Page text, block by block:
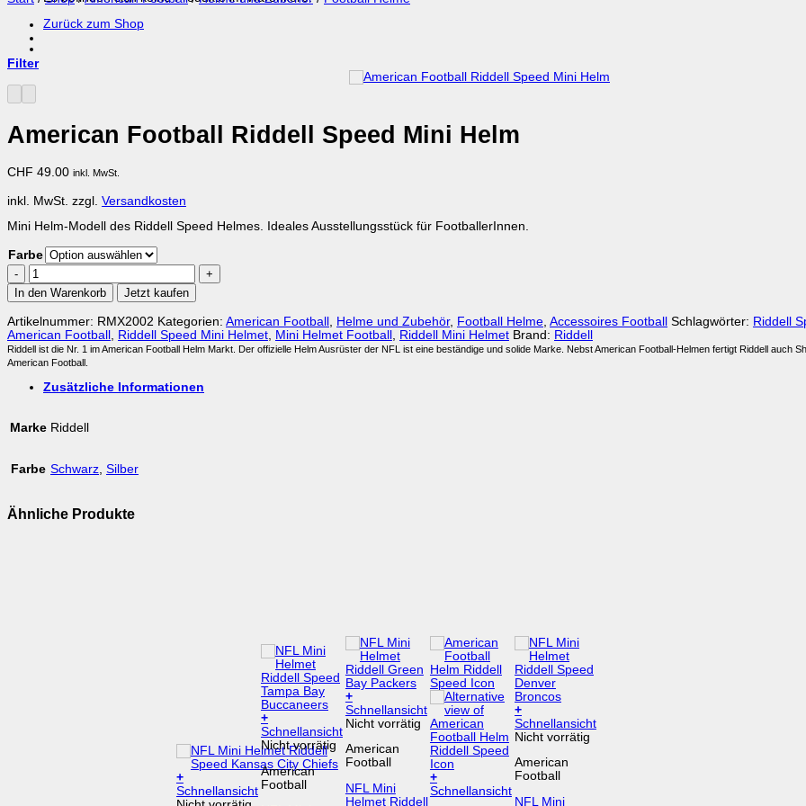
Zurück zum Shop
Filter
American Football Riddell Speed Mini Helm
CHF 49.00 inkl. MwSt.
inkl. MwSt. zzgl. Versandkosten
Mini Helm-Modell des Riddell Speed Helmes. Ideales Ausstellungsstück für FootballerInnen.
Farbe
American
Football
Riddell
Mini
Helm
Menge
In den Warenkorb Jetzt kaufen
Artikelnummer: RMX2002 Kategorien: American Football Helme und Zubehör, Football Helme Accessoires Football Schlagwörter: Riddell
American Football Riddell Speed Mini Helmet Mini Helmet Football Riddell Mini Helmet Brand: Riddell
Riddell ist die Nr. 1 im American Football Helm Markt. Der offizielle Helm Ausrüster der NFL ist eine beständige und solide Marke. Nebst American Football-Helmen fertigt Riddell auch
American Football.
Zusätzliche Informationen
Marke Riddell
Farbe Schwarz, Silber
Ähnliche Produkte
+
Schnellansicht
+
Schnellansicht
Nicht vorrätig
American
Football
+
Schnellansicht
Nicht vorrätig
American
Football
NFL Mini
Helmet Riddell
+
Dieses
Schnellansicht
+
Schnellansicht
Nicht vorrätig
American
Football
NFL Mini